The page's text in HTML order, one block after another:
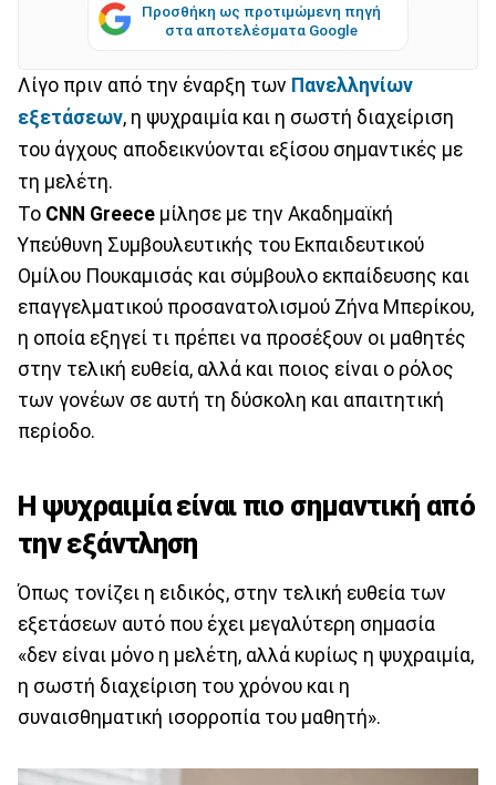
Προσθήκη ως προτιμώμενη πηγή
στα αποτελέσματα Google
Λίγο πριν από την έναρξη των Πανελληνίων
εξετάσεων, η ψυχραιμία και η σωστή διαχείριση
του άγχους αποδεικνύονται εξίσου σημαντικές με
τη μελέτη.
Το CNN Greece μίλησε με την Ακαδημαϊκή
Υπεύθυνη Συμβουλευτικής του Εκπαιδευτικού
Ομίλου Πουκαμισάς και σύμβουλο εκπαίδευσης και
επαγγελματικού προσανατολισμού Ζήνα Μπερίκου,
η οποία εξηγεί τι πρέπει να προσέξουν οι μαθητές
στην τελική ευθεία, αλλά και ποιος είναι ο ρόλος
των γονέων σε αυτή τη δύσκολη και απαιτητική
περίοδο.
Η ψυχραιμία είναι πιο σημαντική από
την εξάντληση
Όπως τονίζει η ειδικός, στην τελική ευθεία των
εξετάσεων αυτό που έχει μεγαλύτερη σημασία
«δεν είναι μόνο η μελέτη, αλλά κυρίως η ψυχραιμία,
η σωστή διαχείριση του χρόνου και η
συναισθηματική ισορροπία του μαθητή».